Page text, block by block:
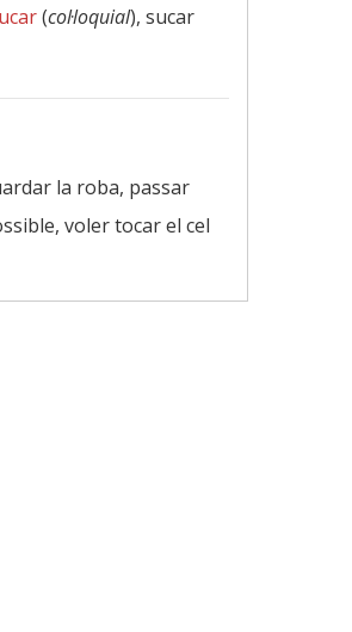
(col·loquial), sucar
la roba, passar
voler tocar el cel